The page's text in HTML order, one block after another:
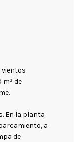
vientos
m² de
En la planta
a
de